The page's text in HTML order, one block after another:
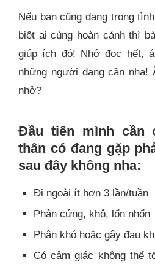
Nếu bạn cũng đang trong
biết ai cùng hoàn cảnh thì
giúp ích đó! Nhớ đọc hết,
những người đang cần nha!
nhở?
Đầu tiên mình cần
thân có đang gặp
sau đây không nha:
Đi ngoài ít hơn 3 lần/tuần
Phân cứng, khô, lổn nhổn
Phân khó hoặc gây đau
Có cảm giác không thể